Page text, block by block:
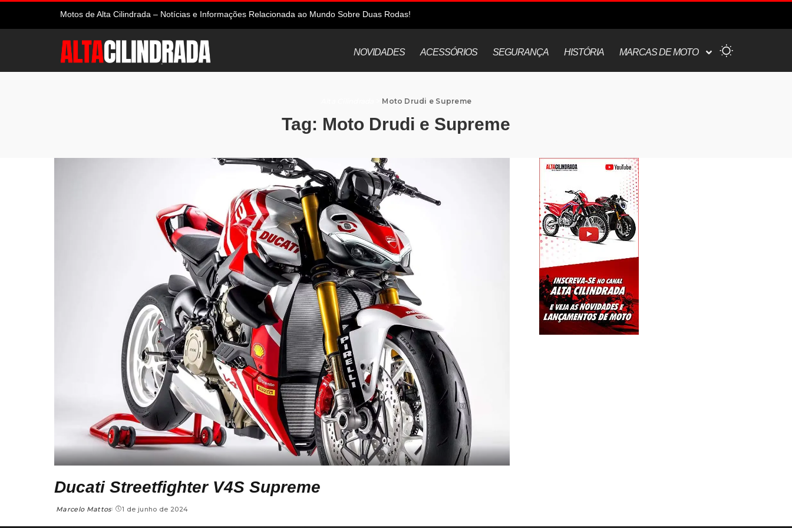
Motos de Alta Cilindrada – Notícias e Informações Relacionada ao Mundo Sobre Duas Rodas!
NOVIDADES ACESSÓRIOS SEGURANÇA HISTÓRIA MARCAS DE MOTO
Moto Drudi e Supreme
Tag: Moto Drudi e Supreme
Ducati Streetfighter V4S Supreme
Marcelo Mattos 1 de junho de 2024